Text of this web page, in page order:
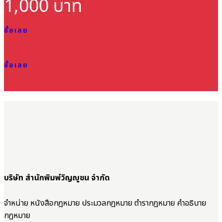
1,000 บาท
ซื้อเลย
ซื้อเลย
บริษัท สำนักพิมพ์วิญญูชน จำกัด
จำหน่าย หนังสือกฎหมาย ประมวลกฎหมาย ตำรากฎหมาย คำอธิบาย
กฎหมาย